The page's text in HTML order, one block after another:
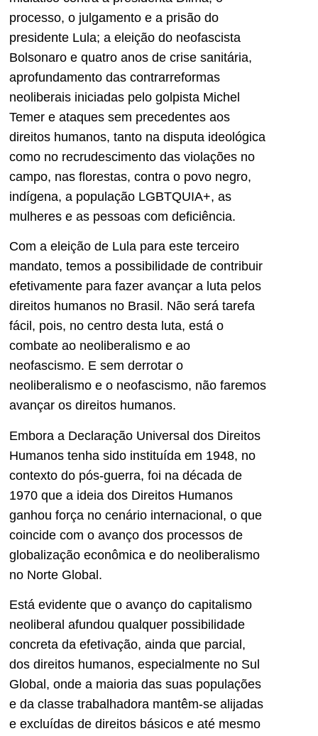
processo, o julgamento e a prisão do
presidente Lula; a eleição do neofascista
Bolsonaro e quatro anos de crise sanitária,
aprofundamento das contrarreformas
neoliberais iniciadas pelo golpista Michel
Temer e ataques sem precedentes aos
direitos humanos, tanto na disputa ideológica
como no recrudescimento das violações no
campo, nas florestas, contra o povo negro,
indígena, a população LGBTQUIA+, as
mulheres e as pessoas com deficiência.
Com a eleição de Lula para este terceiro
mandato, temos a possibilidade de contribuir
efetivamente para fazer avançar a luta pelos
direitos humanos no Brasil. Não será tarefa
fácil, pois, no centro desta luta, está o
combate ao neoliberalismo e ao
neofascismo. E sem derrotar o
neoliberalismo e o neofascismo, não faremos
avançar os direitos humanos.
Embora a Declaração Universal dos Direitos
Humanos tenha sido instituída em 1948, no
contexto do pós-guerra, foi na década de
1970 que a ideia dos Direitos Humanos
ganhou força no cenário internacional, o que
coincide com o avanço dos processos de
globalização econômica e do neoliberalismo
no Norte Global.
Está evidente que o avanço do capitalismo
neoliberal afundou qualquer possibilidade
concreta da efetivação, ainda que parcial,
dos direitos humanos, especialmente no Sul
Global, onde a maioria das suas populações
e da classe trabalhadora mantêm-se alijadas
e excluídas de direitos básicos e até mesmo